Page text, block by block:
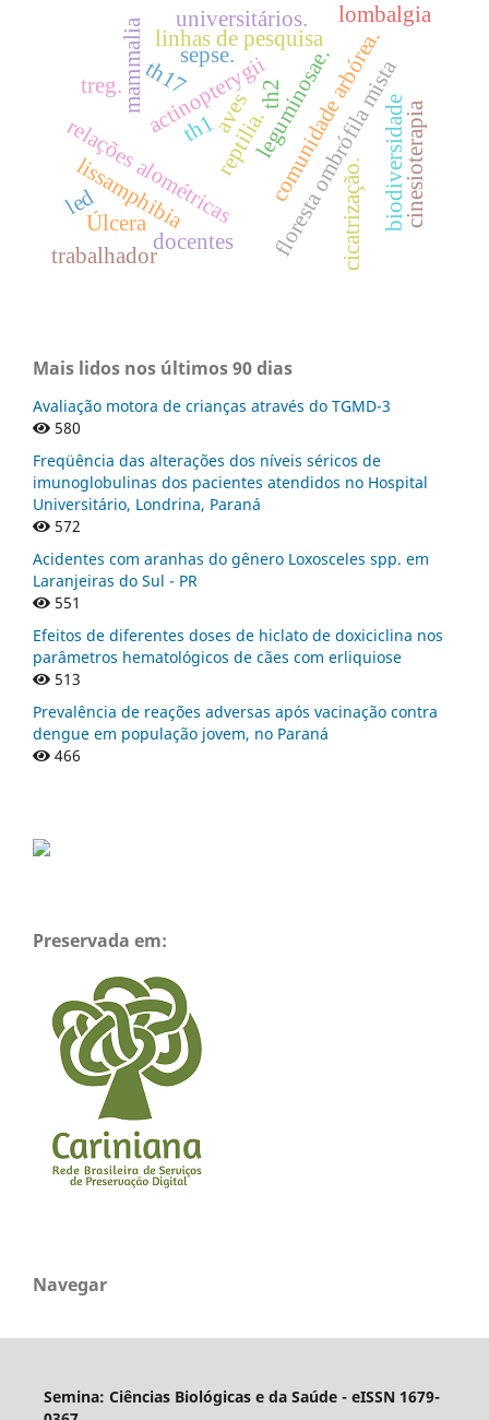
relações alométricas floresta ombrófila mista
comunidade arbórea.
actinopterygii
aves biodiversidade
lissamphibia
mammalia
reptilia.
docentes
linhas de pesquisa
Úlcera
led cicatrização.
universitários. lombalgia
cinesioterapia
leguminosae.
trabalhador
sepse.
th1
th2
th17
treg.
Mais lidos nos últimos 90 dias
Avaliação motora de crianças através do TGMD-3
580
Freqüência das alterações dos níveis séricos de
imunoglobulinas dos pacientes atendidos no Hospital
Universitário, Londrina, Paraná
572
Acidentes com aranhas do gênero Loxosceles spp. em
Laranjeiras do Sul - PR
551
Efeitos de diferentes doses de hiclato de doxiciclina nos
parâmetros hematológicos de cães com erliquiose
513
Prevalência de reações adversas após vacinação contra
dengue em população jovem, no Paraná
466
Preservada em:
Navegar
Semina: Ciências Biológicas e da Saúde - eISSN 1679-